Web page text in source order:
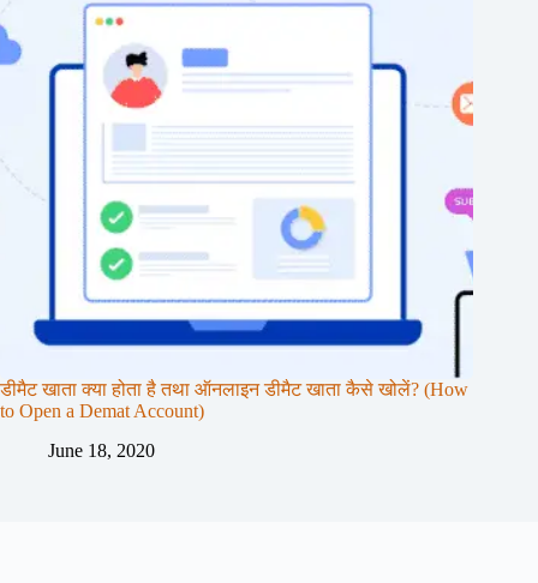
डीमैट खाता क्या होता है तथा ऑनलाइन डीमैट खाता कैसे खोलें? (How
to Open a Demat Account)
June 18, 2020